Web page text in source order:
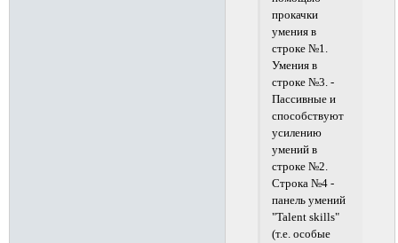
прокачки
умения в
строке №1.
Умения в
строке №3. -
Пассивные и
способствуют
усилению
умений в
строке №2.
Строка №4 -
панель умений
"Talent skills"
(т.е. особые